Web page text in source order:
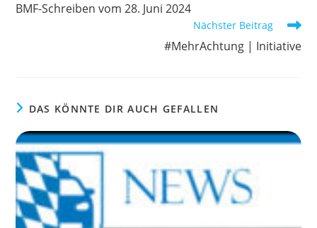
ansehen
BMF-Schreiben vom 28. Juni 2024
Nächster Beitrag
#MehrAchtung | Initiative
DAS KÖNNTE DIR AUCH GEFALLEN